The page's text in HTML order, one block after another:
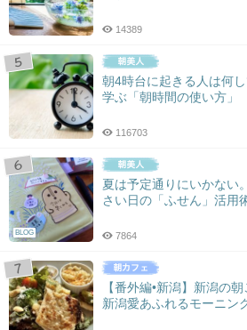
14389
朝4時台に起きる人は何
学ぶ「朝時間の使い方」
116703
BLOG
夏は予定通りにいかない
さい日の「ふせん」活用
7864
【番外編•新潟】新潟の
新潟愛あふれるモーニン